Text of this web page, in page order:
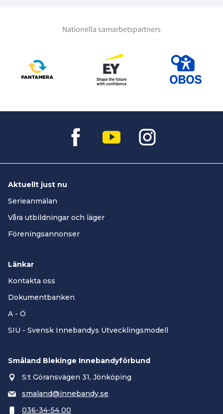
Nationella samarbetspartners
Aktuellt just nu
Serieanmälan
Våra utbildningar och läger
Föreningsannonser
Länkar
Kontakta oss
Dokumentbanken
A - Ö
SIU - Svensk Innebandys Utvecklingsmodell
Småland Blekinge Innebandyförbund
S:t Göransvägen 31, Jönköping
smaland@innebandy.se
036-34-54 00